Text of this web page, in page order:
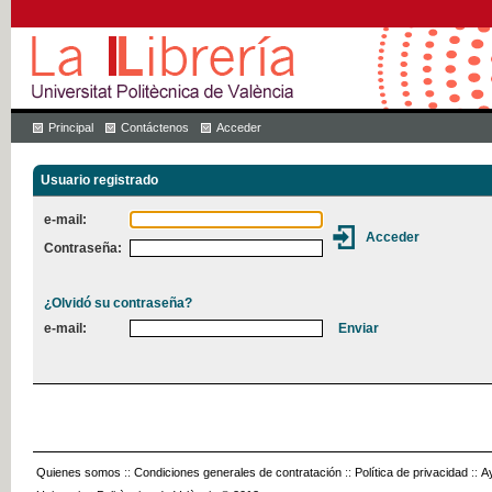
Principal Contáctenos Acceder
Usuario registrado
e-mail:
Contraseña:
¿Olvidó su contraseña?
e-mail:
Quienes somos :: Condiciones generales de contratación :: Política de privacidad ::